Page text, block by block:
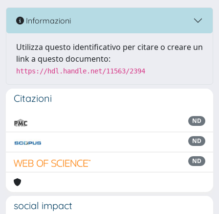
Informazioni
Utilizza questo identificativo per citare o creare un
link a questo documento:
https://hdl.handle.net/11563/2394
Citazioni
ND
ND
ND
social impact